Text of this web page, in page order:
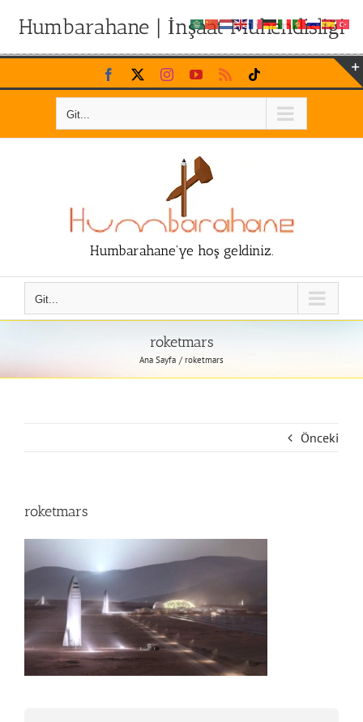
Humbarahane | İnşaat Mühendisliği
Skip
to
Facebook InstagramYouTubeRss
Git...
Humbarahane'ye hoş geldiniz.
Git...
roketmars
Ana Sayfa roketmars
Önceki
roketmars